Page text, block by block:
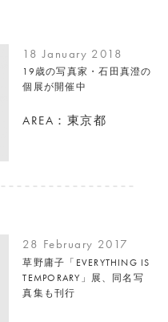
18 January 2018
19歳の写真家・石田真澄の
個展が開催中
AREA：東京都
28 February 2017
草野庸子「EVERYTHING IS
TEMPORARY」展、同名写
真集も刊行